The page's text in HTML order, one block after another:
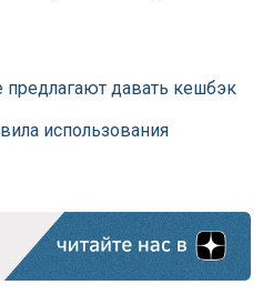
предлагают давать кешбэк
использования